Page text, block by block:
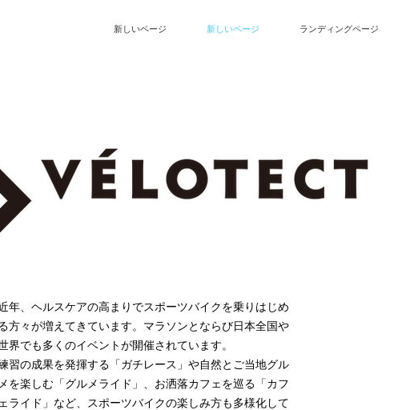
新しいページ 新しいページ ランディングページ
年、ヘルスケアの高まりでスポーツバイクを乗りはじめ
方々が増えてきています。マラソンとならび日本全国や
界でも多くのイベントが開催されています。
習の成果を発揮する「ガチレース」や自然とご当地グル
メを楽しむ「グルメライド」、お洒落カフェを巡る「カフ
ェライド」など、スポーツバイクの楽しみ方も多様化して